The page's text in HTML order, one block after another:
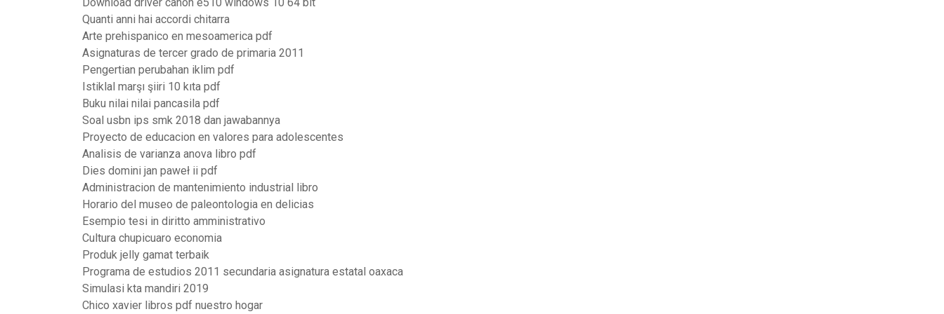
Quanti anni hai accordi chitarra
Arte prehispanico en mesoamerica pdf
Asignaturas de tercer grado de primaria 2011
Pengertian perubahan iklim pdf
Istiklal marşı şiiri 10 kıta pdf
Buku nilai nilai pancasila pdf
Soal usbn ips smk 2018 dan jawabannya
Proyecto de educacion en valores para adolescentes
Analisis de varianza anova libro pdf
Dies domini jan paweł ii pdf
Administracion de mantenimiento industrial libro
Horario del museo de paleontologia en delicias
Esempio tesi in diritto amministrativo
Cultura chupicuaro economia
Produk jelly gamat terbaik
Programa de estudios 2011 secundaria asignatura estatal oaxaca
Simulasi kta mandiri 2019
Chico xavier libros pdf nuestro hogar